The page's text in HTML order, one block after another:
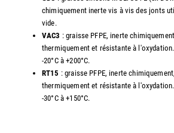
chimiquement inerte vis à vis des jonts
vide.
VAC3 : graisse PFPE, inerte
thermiquement et résistante à
-20°C à +200°C.
RT15 : graisse PFPE, inerte
thermiquement et résistante à
-30°C à +150°C.